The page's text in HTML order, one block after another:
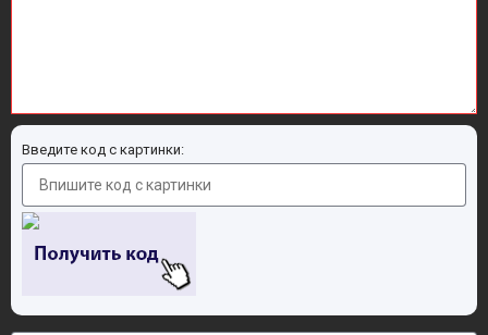
Введите код с картинки: